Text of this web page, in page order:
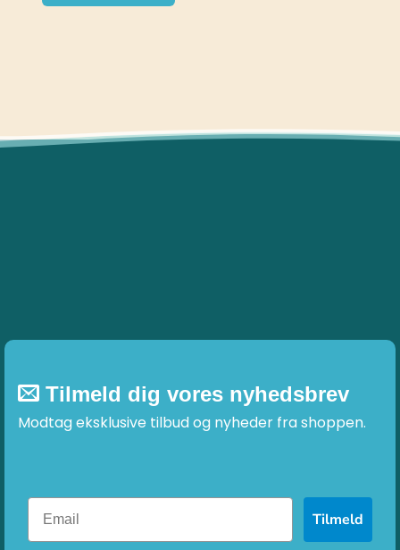
Tilmeld dig vores nyhedsbrev
Modtag eksklusive tilbud og nyheder fra shoppen.
Tilmeld